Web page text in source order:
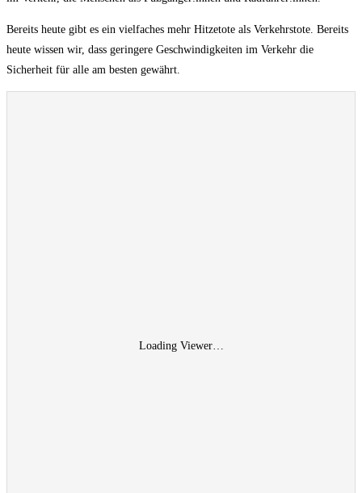
Bereits heute gibt es ein vielfaches mehr Hitzetote als Verkehrstote. Bereits
heute wissen wir, dass geringere Geschwindigkeiten im Verkehr die
Sicherheit für alle am besten gewährt.
Loading Viewer…